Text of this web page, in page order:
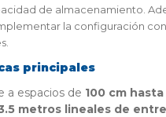
de almacenamiento.
la configuración
principales
a espacios de 100 cm
metros lineales de